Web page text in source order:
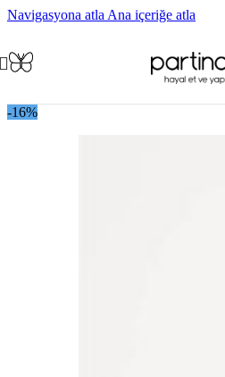
Navigasyona atla Ana içeriğe atla
-16%